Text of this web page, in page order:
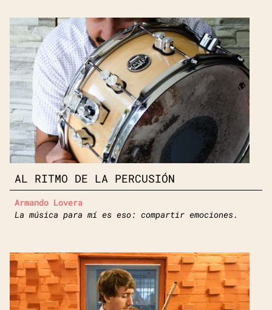
AL RITMO DE LA PERCUSIÓN
Armando Lovera
La música para mí es eso: compartir emociones.